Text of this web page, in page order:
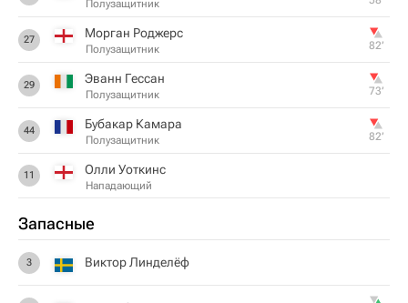
Полузащитник
27 Морган Роджерс
Полузащитник 82‎’‎
29 Эванн Гессан
Полузащитник 73‎’‎
44 Бубакар Камара
Полузащитник 82‎’‎
11 Олли Уоткинс
Нападающий
Запасные
3 Виктор Линделёф